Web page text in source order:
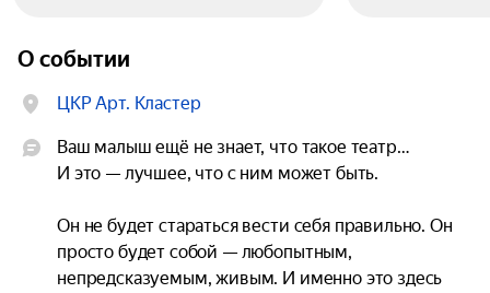
О событии
ЦКР Арт. Кластер
Ваш малыш ещё не знает, что такое театр…
И это — лучшее, что с ним может быть.
Он не будет стараться вести себя правильно. Он
просто будет собой — любопытным,
непредсказуемым, живым. И именно это здесь